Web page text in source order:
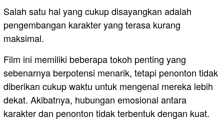
Salah satu hal yang cukup disayangkan adalah
pengembangan karakter yang terasa kurang
maksimal.
Film ini memiliki beberapa tokoh penting yang
sebenarnya berpotensi menarik, tetapi penonton tidak
diberikan cukup waktu untuk mengenal mereka lebih
dekat. Akibatnya, hubungan emosional antara
karakter dan penonton tidak terbentuk dengan kuat.